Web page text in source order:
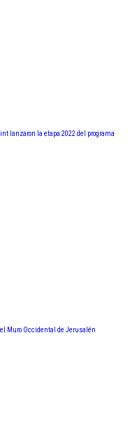
lanzaron la etapa 2022 del programa
Muro Occidental de Jerusalén